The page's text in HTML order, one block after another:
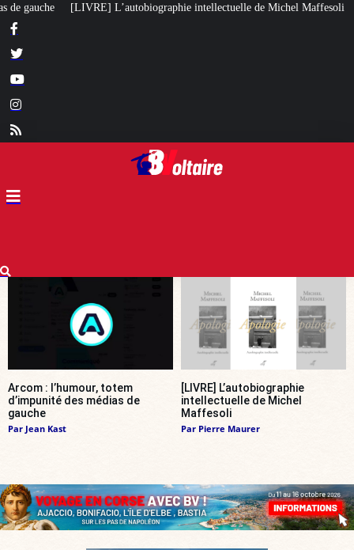
intellectuelle de Michel Maffesoli Pour regagner son influence en
Arcom : l’humour, totem
d’impunité des médias de
gauche
Par Jean Kast
[LIVRE] L’autobiographie
intellectuelle de Michel
Maffesoli
Par Pierre Maurer